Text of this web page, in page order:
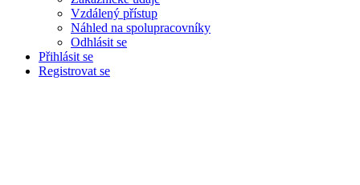
Vzdálený přístup
Náhled na spolupracovníky
Odhlásit se
Přihlásit se
Registrovat se